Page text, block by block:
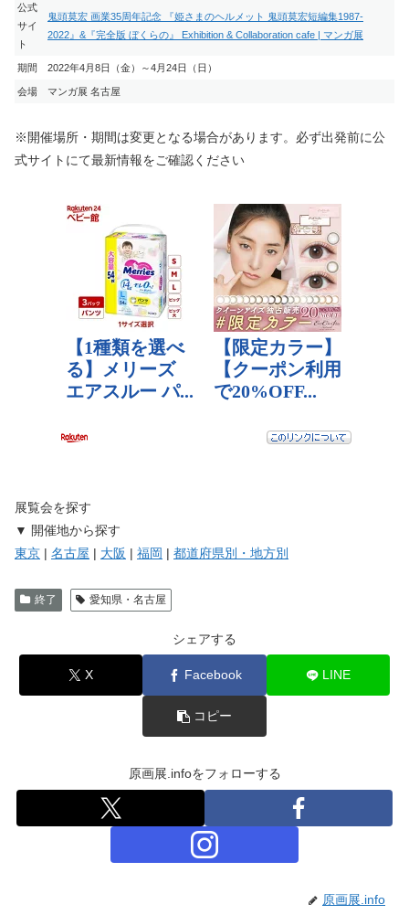
公式
サイ
ト
鬼頭莫宏 画業35周年記念 『姫さまのヘルメット 鬼頭莫宏短編集1987-
2022』&『完全版 ぼくらの』 Exhibition & Collaboration cafe | マンガ展
期間 2022年4月8日（金）～4月24日（日）
会場 マンガ展 名古屋
※開催場所・期間は変更となる場合があります。必ず出発前に公
式サイトにて最新情報をご確認ください
展覧会を探す
▼ 開催地から探す
東京 | 名古屋 | 大阪 | 福岡 | 都道府県別・地方別
終了 愛知県・名古屋
シェアする
X Facebook LINE
コピー
原画展.infoをフォローする
原画展.info